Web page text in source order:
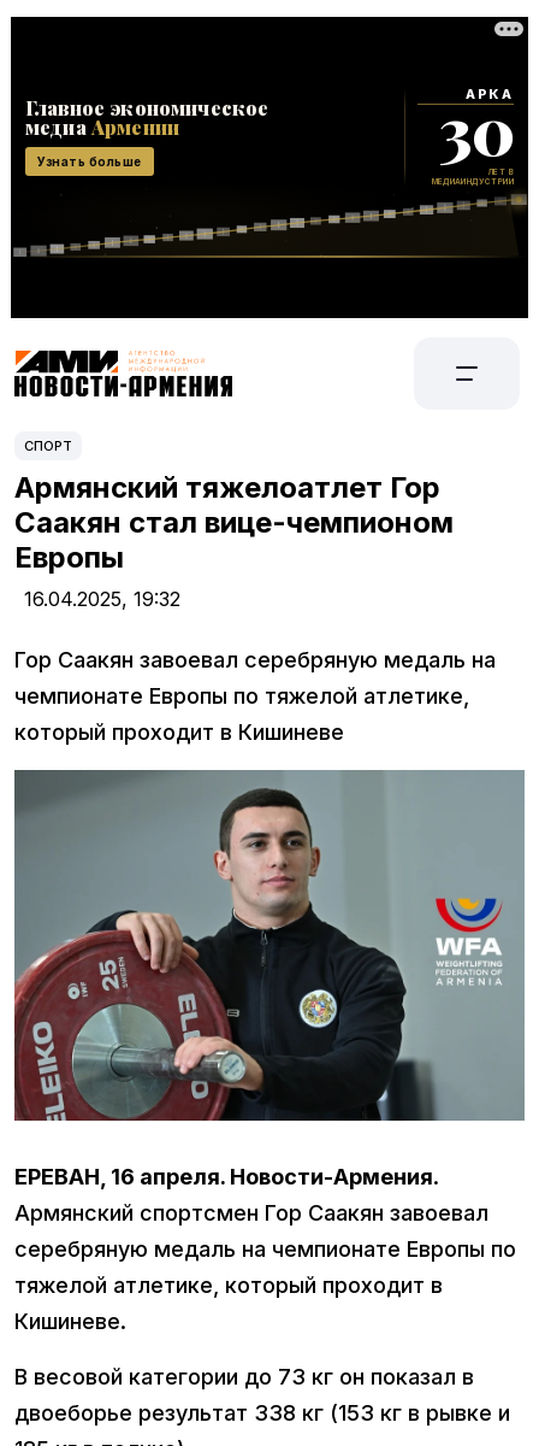
СПОРТ
Армянский тяжелоатлет Гор
Саакян стал вице-чемпионом
Европы
16.04.2025, 19:32
Гор Саакян завоевал серебряную медаль на
чемпионате Европы по тяжелой атлетике,
который проходит в Кишиневе
ЕРЕВАН, 16 апреля. Новости-Армения.
Армянский спортсмен Гор Саакян завоевал
серебряную медаль на чемпионате Европы по
тяжелой атлетике, который проходит в
Кишиневе.
В весовой категории до 73 кг он показал в
двоеборье результат 338 кг (153 кг в рывке и